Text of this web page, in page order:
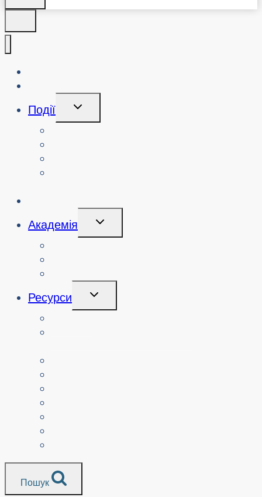
Події
Перемикання
Меню
Академія
Перемикання
Меню
Ресурси
Перемикання
Меню
Пошук